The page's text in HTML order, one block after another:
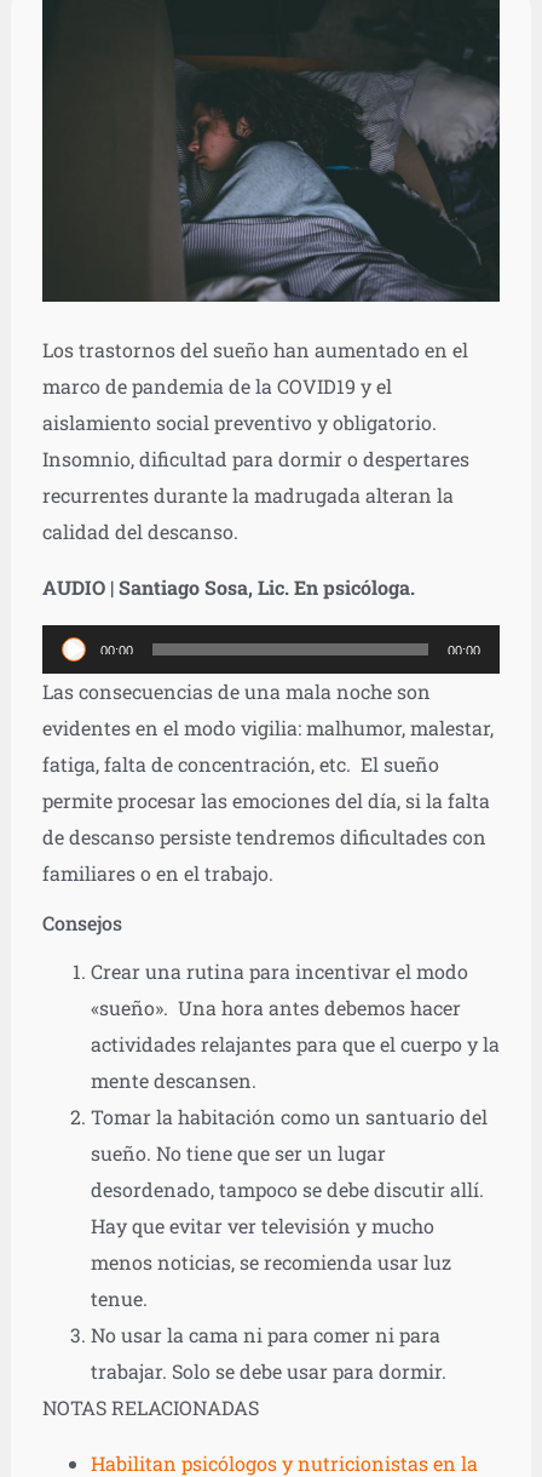
Los trastornos del sueño han aumentado en el
marco de pandemia de la COVID19 y el
aislamiento social preventivo y obligatorio.
Insomnio, dificultad para dormir o despertares
recurrentes durante la madrugada alteran la
calidad del descanso.
AUDIO | Santiago Sosa, Lic. En psicóloga.
Reproductor
de
audio
00:00 00:00
Las consecuencias de una mala noche son
evidentes en el modo vigilia: malhumor, malestar,
fatiga, falta de concentración, etc. El sueño
permite procesar las emociones del día, si la falta
de descanso persiste tendremos dificultades con
familiares o en el trabajo.
Consejos
Crear una rutina para incentivar el modo
«sueño». Una hora antes debemos hacer
actividades relajantes para que el cuerpo y la
mente descansen.
Tomar la habitación como un santuario del
sueño. No tiene que ser un lugar
desordenado, tampoco se debe discutir allí.
Hay que evitar ver televisión y mucho
menos noticias, se recomienda usar luz
tenue.
No usar la cama ni para comer ni para
trabajar. Solo se debe usar para dormir.
NOTAS RELACIONADAS
Habilitan psicólogos y nutricionistas en la